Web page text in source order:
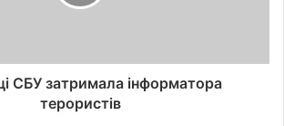
СБУ затримала інформатора
терористів